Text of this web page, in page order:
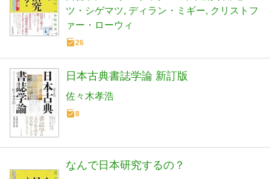
ツ・シゲマツ ディラン・ミギー
クリストフ
ァー・ローウィ
26
日本古典書誌学論 新訂版
佐々木孝浩
8
なんで日本研究するの？